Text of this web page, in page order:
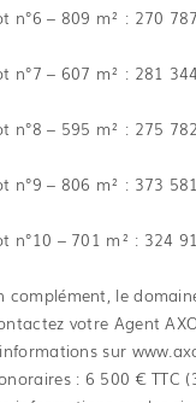
n°6 – 809 m² : 270
n°7 – 607 m² : 281
n°8 – 595 m² : 275
n°9 – 806 m² : 373
n°10 – 701 m² : 324
complément, le
votre Agent
sur
: 6 500 € TTC